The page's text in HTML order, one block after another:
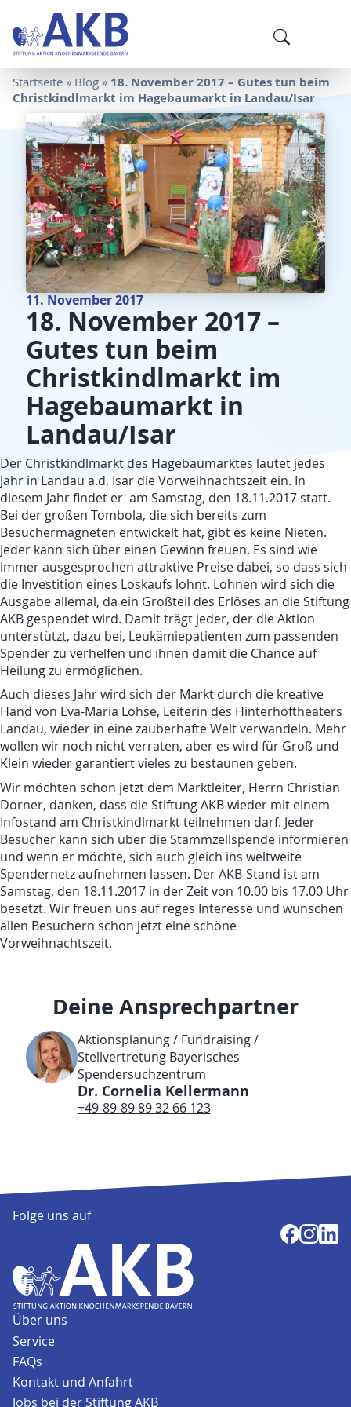
Startseite » Blog » 18. November 2017 – Gutes tun beim
Christkindlmarkt im Hagebaumarkt in Landau/Isar
11. November 2017
18. November 2017 –
Gutes tun beim
Christkindlmarkt im
Hagebaumarkt in
Landau/Isar
Der Christkindlmarkt des Hagebaumarktes läutet jedes
Jahr in Landau a.d. Isar die Vorweihnachtszeit ein. In
diesem Jahr findet er am Samstag, den 18.11.2017 statt.
Bei der großen Tombola, die sich bereits zum
Besuchermagneten entwickelt hat, gibt es keine Nieten.
Jeder kann sich über einen Gewinn freuen. Es sind wie
immer ausgesprochen attraktive Preise dabei, so dass sich
die Investition eines Loskaufs lohnt. Lohnen wird sich die
Ausgabe allemal, da ein Großteil des Erlöses an die Stiftung
AKB gespendet wird. Damit trägt jeder, der die Aktion
unterstützt, dazu bei, Leukämiepatienten zum passenden
Spender zu verhelfen und ihnen damit die Chance auf
Heilung zu ermöglichen.
Auch dieses Jahr wird sich der Markt durch die kreative
Hand von Eva-Maria Lohse, Leiterin des Hinterhoftheaters
Landau, wieder in eine zauberhafte Welt verwandeln. Mehr
wollen wir noch nicht verraten, aber es wird für Groß und
Klein wieder garantiert vieles zu bestaunen geben.
Wir möchten schon jetzt dem Marktleiter, Herrn Christian
Dorner, danken, dass die Stiftung AKB wieder mit einem
Infostand am Christkindlmarkt teilnehmen darf. Jeder
Besucher kann sich über die Stammzellspende informieren
und wenn er möchte, sich auch gleich ins weltweite
Spendernetz aufnehmen lassen. Der AKB-Stand ist am
Samstag, den 18.11.2017 in der Zeit von 10.00 bis 17.00 Uhr
besetzt. Wir freuen uns auf reges Interesse und wünschen
allen Besuchern schon jetzt eine schöne
Vorweihnachtszeit.
Deine Ansprechpartner
Aktionsplanung / Fundraising /
Stellvertretung Bayerisches
Spendersuchzentrum
Dr. Cornelia Kellermann
+49-89-89 89 32 66 123
Folge uns auf
Über uns
Service
FAQs
Kontakt und Anfahrt
Jobs bei der Stiftung AKB